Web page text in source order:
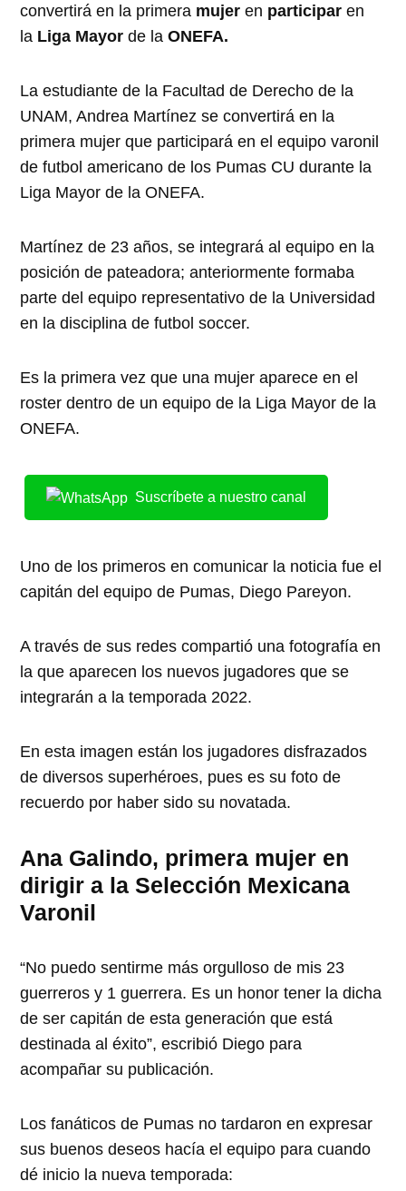
convertirá en la primera mujer en participar en
la Liga Mayor de laONEFA.
La estudiante de la Facultad de Derecho de la
UNAM, Andrea Martínez se convertirá en la
primera mujer que participará en el equipo varonil
de futbol americano de los Pumas CU durante la
Liga Mayor de la ONEFA.
Martínez de 23 años, se integrará al equipo en la
posición de pateadora; anteriormente formaba
parte del equipo representativo de la Universidad
en la disciplina de futbol soccer.
Es la primera vez que una mujer aparece en el
roster dentro de un equipo de la Liga Mayor de la
ONEFA.
Suscríbete a nuestro canal
Uno de los primeros en comunicar la noticia fue el
capitán del equipo de Pumas, Diego Pareyon.
A través de sus redes compartió una fotografía en
la que aparecen los nuevos jugadores que se
integrarán a la temporada 2022.
En esta imagen están los jugadores disfrazados
de diversos superhéroes, pues es su foto de
recuerdo por haber sido su novatada.
Ana Galindo, primera mujer en
dirigir a la Selección Mexicana
Varonil
“No puedo sentirme más orgulloso de mis 23
guerreros y 1 guerrera. Es un honor tener la dicha
de ser capitán de esta generación que está
destinada al éxito”, escribió Diego para
acompañar su publicación.
Los fanáticos de Pumas no tardaron en expresar
sus buenos deseos hacía el equipo para cuando
dé inicio la nueva temporada: